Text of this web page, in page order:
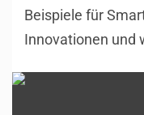
Beispiele für
Innovationen und